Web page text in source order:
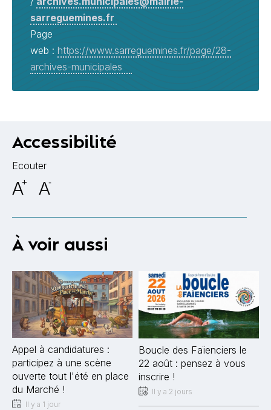
sarreguemines.fr
Page
web : https://www.sarreguemines.fr/page/28-
archives-municipales
Accessibilité
Ecouter
A+ A-
À voir aussi
Appel à candidatures :
participez à une scène
ouverte tout l'été en place
du Marché !
Il y a 1 jour
Boucle des Faïenciers le
22 août : pensez à vous
inscrire !
Il y a 2 jours